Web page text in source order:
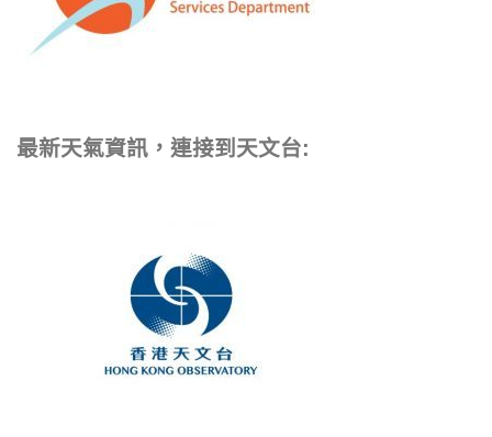
最新天氣資訊，連接到天文台: